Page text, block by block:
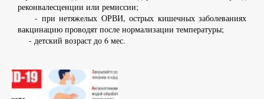
реконвалесценции или ремиссии;
- при нетяжелых ОРВИ, острых кишечных заболеваниях
вакцинацию проводят после нормализации температуры;
- детский возраст до 6 мес.